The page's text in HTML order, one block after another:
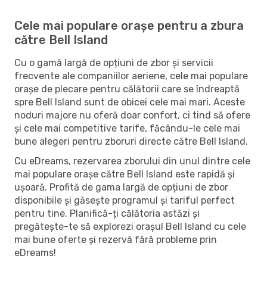
Cele mai populare orașe pentru a zbura
către Bell Island
Cu o gamă largă de opțiuni de zbor și servicii
frecvente ale companiilor aeriene, cele mai populare
orașe de plecare pentru călătorii care se îndreaptă
spre Bell Island sunt de obicei cele mai mari. Aceste
noduri majore nu oferă doar confort, ci tind să ofere
și cele mai competitive tarife, făcându-le cele mai
bune alegeri pentru zboruri directe către Bell Island.
Cu eDreams, rezervarea zborului din unul dintre cele
mai populare orașe către Bell Island este rapidă și
ușoară. Profită de gama largă de opțiuni de zbor
disponibile și găsește programul și tariful perfect
pentru tine. Planifică-ți călătoria astăzi și
pregătește-te să explorezi orașul Bell Island cu cele
mai bune oferte și rezervă fără probleme prin
eDreams!